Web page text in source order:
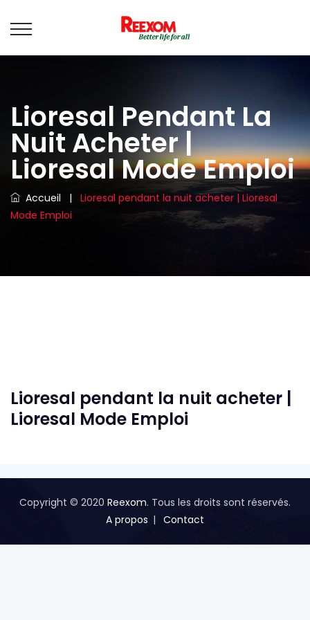
Lioresal Pendant La
Nuit Acheter |
Lioresal Mode Emploi
Accueil |
Lioresal pendant la nuit acheter | Lioresal
Mode Emploi
Lioresal pendant la nuit acheter |
Lioresal Mode Emploi
Copyright © 2020 Reexom. Tous les droits sont réservés.
A propos
Contact